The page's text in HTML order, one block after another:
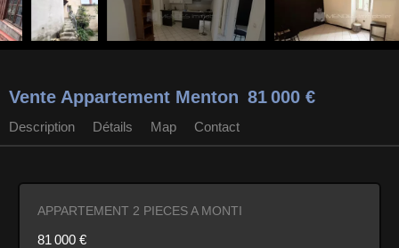
Vente Appartement Menton 81 000 €
Description Détails Map Contact
APPARTEMENT 2 PIECES A MONTI
81 000 €